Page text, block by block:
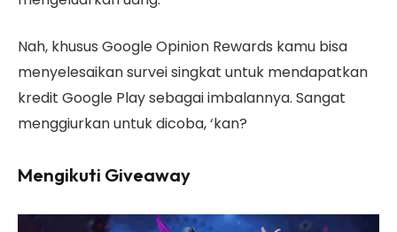
Nah, khusus Google Opinion Rewards kamu bisa
menyelesaikan survei singkat untuk mendapatkan
kredit Google Play sebagai imbalannya. Sangat
menggiurkan untuk dicoba, ‘kan?
Mengikuti Giveaway